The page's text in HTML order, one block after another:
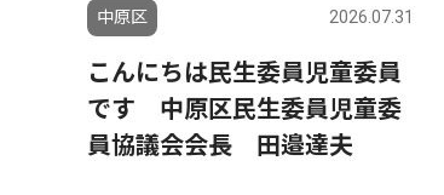
中原区 2026.07.31
こんにちは民生委員児童委員
です 中原区民生委員児童委
員協議会会長 田邉達夫